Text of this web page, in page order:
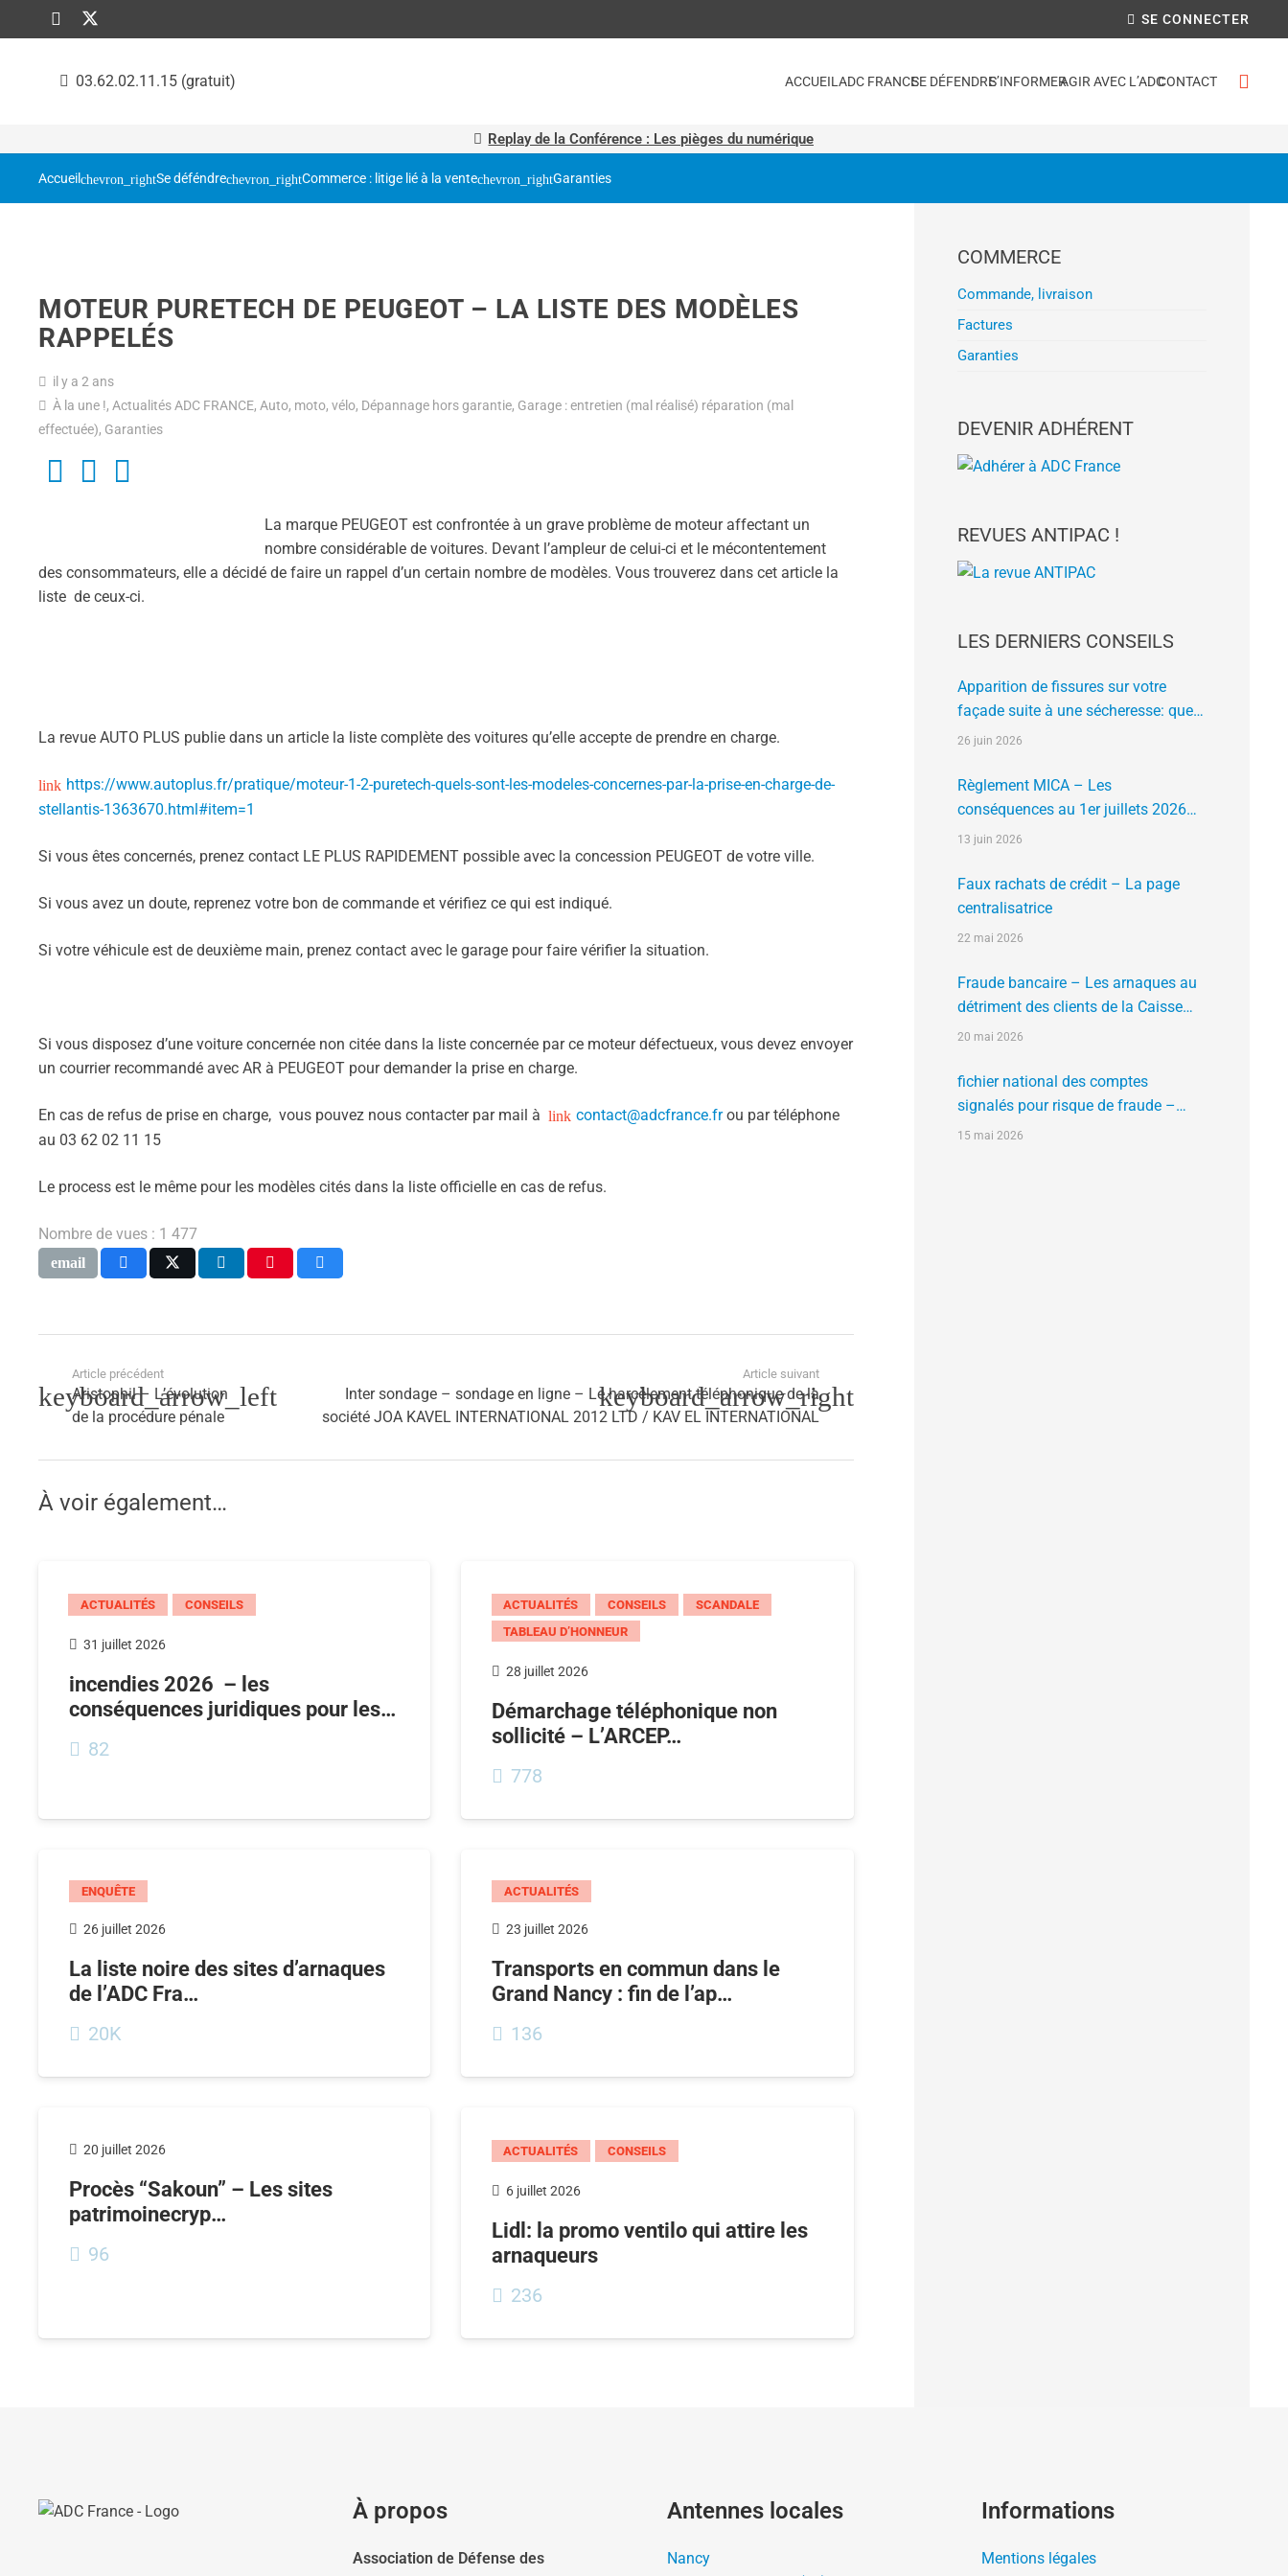
SE CONNECTER
03.62.02.11.15 (gratuit) ACCUEIL ADC FRANCESE DÉFENDRES’INFORMERAGIR AVEC L’ADCCONTACT
Replay de la Conférence : Les pièges du numérique
Accueil Se déféndre Commerce : litige lié à la vente Garanties
MOTEUR PURETECH DE PEUGEOT – LA LISTE DES MODÈLES
RAPPELÉS
il y a 2 ans
À la une !, Actualités ADC FRANCE, Auto, moto, vélo, Dépannage hors garantie, Garage : entretien (mal réalisé) réparation (mal
effectuée), Garanties
La marque PEUGEOT est confrontée à un grave problème de moteur affectant un
nombre considérable de voitures. Devant l’ampleur de celui-ci et le mécontentement
des consommateurs, elle a décidé de faire un rappel d’un certain nombre de modèles. Vous trouverez dans cet article la
liste de ceux-ci.
La revue AUTO PLUS publie dans un article la liste complète des voitures qu’elle accepte de prendre en charge.
https://www.autoplus.fr/pratique/moteur-1-2-puretech-quels-sont-les-modeles-concernes-par-la-prise-en-charge-de-
stellantis-1363670.html#item=1
Si vous êtes concernés, prenez contact LE PLUS RAPIDEMENT possible avec la concession PEUGEOT de votre ville.
Si vous avez un doute, reprenez votre bon de commande et vérifiez ce qui est indiqué.
Si votre véhicule est de deuxième main, prenez contact avec le garage pour faire vérifier la situation.
Si vous disposez d’une voiture concernée non citée dans la liste concernée par ce moteur défectueux, vous devez envoyer
un courrier recommandé avec AR à PEUGEOT pour demander la prise en charge.
En cas de refus de prise en charge, vous pouvez nous contacter par mail à contact@adcfrance.frou par téléphone
au 03 62 02 11 15
Le process est le même pour les modèles cités dans la liste officielle en cas de refus.
Nombre de vues : 1 477
Article précédent
Aristophil – L’évolution
de la procédure pénale
Article suivant
Inter sondage – sondage en ligne – Le harcèlement téléphonique de la
société JOA KAVEL INTERNATIONAL 2012 LTD / KAV EL INTERNATIONAL
À voir également…
ACTUALITÉS CONSEILS
31 juillet 2026
incendies 2026 – les
conséquences juridiques pour les…
82
ACTUALITÉS CONSEILS
SCANDALE
TABLEAU D’HONNEUR
28 juillet 2026
Démarchage téléphonique non
sollicité – L’ARCEP…
778
ENQUÊTE
26 juillet 2026
La liste noire des sites d’arnaques
de l’ADC Fra…
20K
ACTUALITÉS
23 juillet 2026
Transports en commun dans le
Grand Nancy : fin de l’ap…
136
20 juillet 2026
Procès “Sakoun” – Les sites
patrimoinecryp…
96
ACTUALITÉS CONSEILS
6 juillet 2026
Lidl: la promo ventilo qui attire les
arnaqueurs
236
COMMERCE
Commande, livraison
Factures
Garanties
DEVENIR ADHÉRENT
REVUES ANTIPAC !
LES DERNIERS CONSEILS
Apparition de fissures sur votre
façade suite à une sécheresse: que
faire?
26 juin 2026
Règlement MICA – Les
conséquences au 1er juillets 2026
des plates formes crypto n’ayant pas
13 juin 2026
Faux rachats de crédit – La page
centralisatrice
22 mai 2026
Fraude bancaire – Les arnaques au
détriment des clients de la Caisse
d’Epargne
20 mai 2026
fichier national des comptes
signalés pour risque de fraude –
FNC-RF : un nouveau rempart contre
15 mai 2026
À propos
Association de Défense des
Antennes locales
Nancy
Informations
Mentions légales